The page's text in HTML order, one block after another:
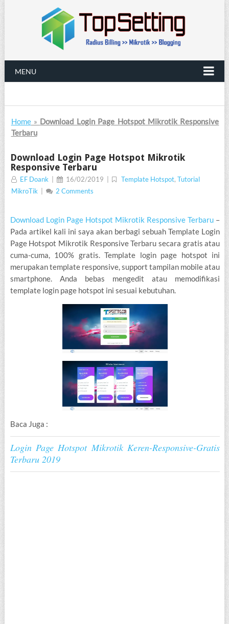
MENU
Home» Download Login Page Hotspot Mikrotik Responsive
Terbaru
Download Login Page Hotspot Mikrotik
Responsive Terbaru
EF Doank 16/02/2019 Template Hotspot, Tutorial
MikroTik
2 Comments
Download Login Page Hotspot Mikrotik Responsive Terbaru –
Pada artikel kali ini saya akan berbagi sebuah Template Login
Page Hotspot Mikrotik Responsive Terbaru secara gratis atau
cuma-cuma, 100% gratis. Template login page hotspot ini
merupakan template responsive, support tampilan mobile atau
smartphone. Anda bebas mengedit atau memodifikasi
template login page hotspot ini sesuai kebutuhan.
Baca Juga :
Login Page Hotspot Mikrotik Keren-Responsive-Gratis
Terbaru 2019